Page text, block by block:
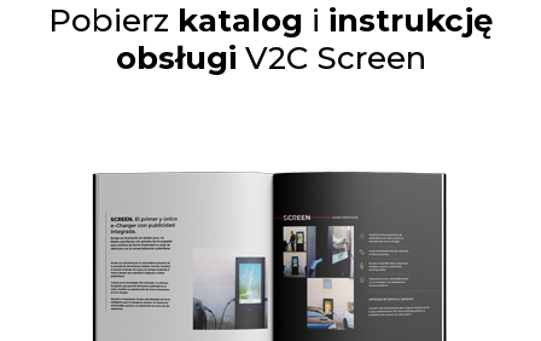
Pobierz katalog i instrukcję
obsługi V2C Screen